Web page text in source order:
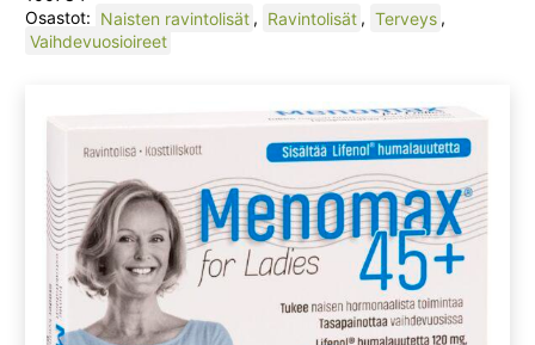
Osastot: Naisten ravintolisät , Ravintolisät , Terveys ,
Vaihdevuosioireet